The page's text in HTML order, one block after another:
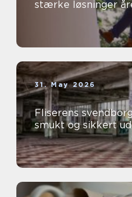
stærke løsninger
31. May 2026
Fliserens
smukt og sikkert